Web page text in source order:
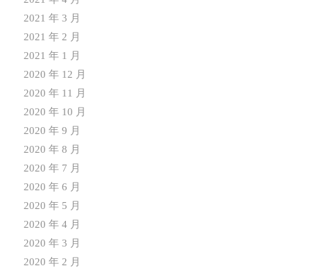
2021 年 3 月
2021 年 2 月
2021 年 1 月
2020 年 12 月
2020 年 11 月
2020 年 10 月
2020 年 9 月
2020 年 8 月
2020 年 7 月
2020 年 6 月
2020 年 5 月
2020 年 4 月
2020 年 3 月
2020 年 2 月